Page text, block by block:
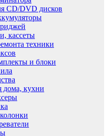
CD/DVD дисков
кассеты
техники
и блоки
дома, кухни